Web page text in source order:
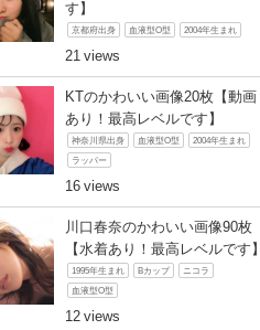
す】
京都府出身 血液型O型 2004年生まれ
21
KTのかわいい画像20枚【動画
あり！最高レベルです】
神奈川県出身 血液型O型 2004年生まれ
ラッパー
16
川口春奈のかわいい画像90枚
【水着あり！最高レベルです】
1995年生まれ Bカップ ニコラ
血液型O型
12